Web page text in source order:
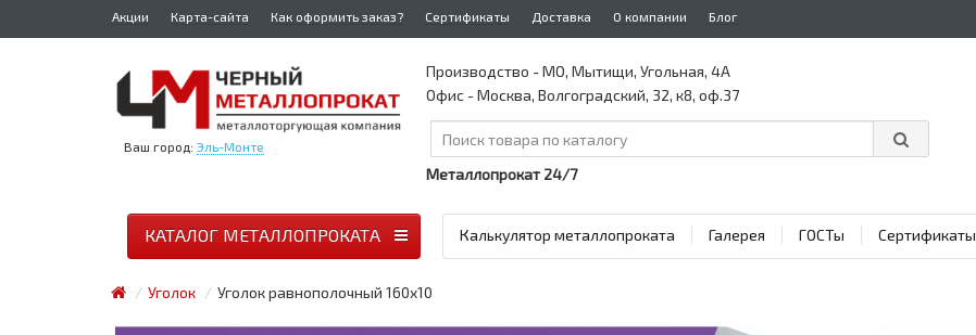
Акции Карта-сайта Как оформить заказ? Сертификаты Доставка О компании Блог
Ваш город: Эль-Монте
Производство - МО, Мытищи, Угольная, 4А
Офис - Москва, Волгоградский, 32, к8, оф.37
Металлопрокат 24/7
Калькулятор металлопроката Галерея ГОСТы Сертификаты
КАТАЛОГ МЕТАЛЛОПРОКАТА
Уголок Уголок равнополочный 160x10